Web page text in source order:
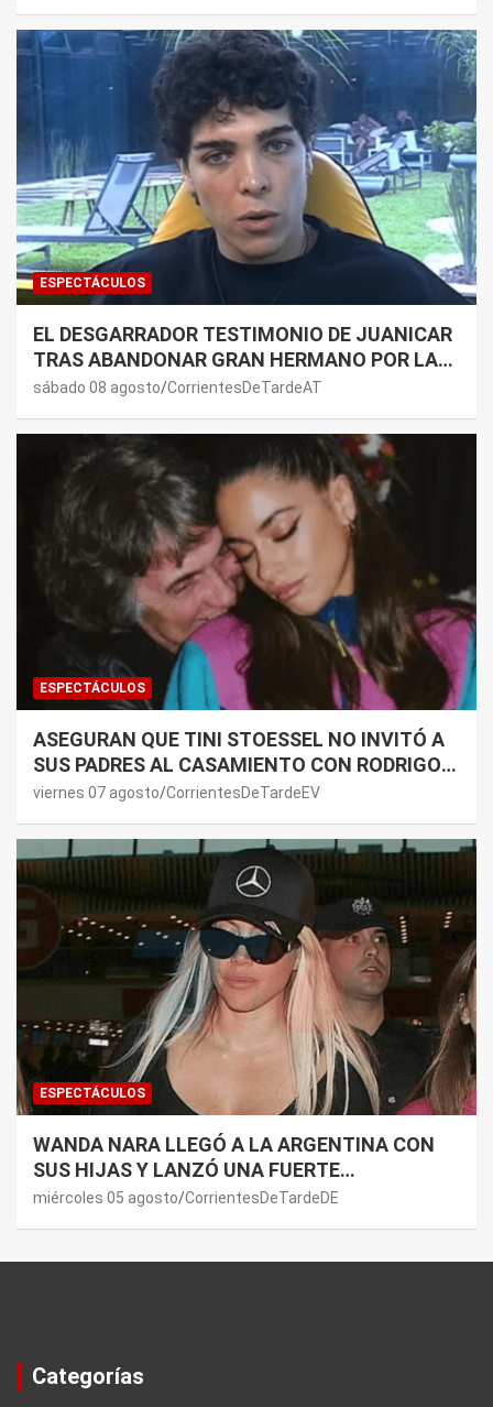
ESPECTÁCULOS
EL DESGARRADOR TESTIMONIO DE JUANICAR
TRAS ABANDONAR GRAN HERMANO POR LA
SALUD DE SU MAMÁ.
sábado 08 agosto CorrientesDeTardeAT
ESPECTÁCULOS
ASEGURAN QUE TINI STOESSEL NO INVITÓ A
SUS PADRES AL CASAMIENTO CON RODRIGO
DE PAUL: LOS MOTIVOS
viernes 07 agosto CorrientesDeTardeEV
ESPECTÁCULOS
WANDA NARA LLEGÓ A LA ARGENTINA CON
SUS HIJAS Y LANZÓ UNA FUERTE
PREMONICIÓN SOBRE MAURO ICARDI
miércoles 05 agosto CorrientesDeTardeDE
Categorías